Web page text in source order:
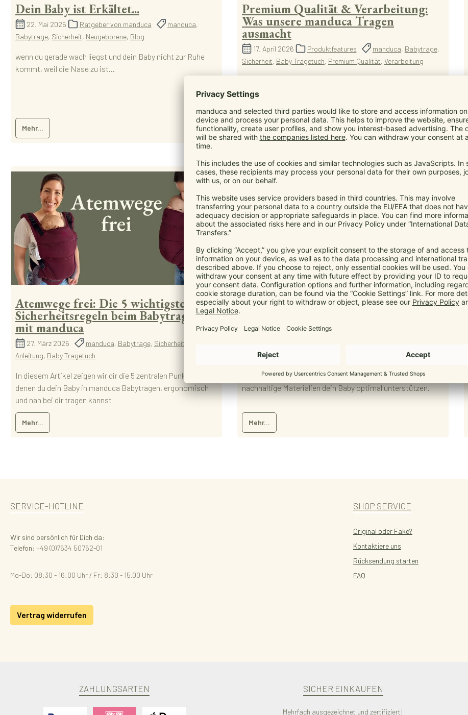
Dein Baby ist Erkältet...
22. Mai 2026 Ratgeber von manduca manduca,
Babytrage, Sicherheit, Neugeborene, Blog
wenn du gerade wach liegst und dein Baby nicht zur Ruhe
kommt, weil die Nase zu ist...
Mehr...
Premium Qualität & Verarbeitung:
Was unsere manduca Tragen
ausmacht
17. April 2026 Produktfeatures manduca, Babytrage,
Sicherheit, Baby Tragetuch, Premium Qualität, Verarbeitung
was manduca Tragen besonders macht
Mehr...
Atemwege frei: Die 5 wichtigsten
Sicherheitsregeln beim Babytragen
mit manduca
27. März 2026 manduca, Babytrage, Sicherheit
Anleitung, Baby Tragetuch
In diesem Artikel zeigen wir dir die 5 zentralen Punkte, mit
denen du dein Baby in manduca Babytragen, ergonomisch
und nah bei dir tragen kannst
Mehr...
Babytrage für Neugeborene
Neugeborene
Eine Babytrage für Neugeborene schenkt Nähe, Sicherheit
warum die manduca M-Position, zertifizierte Sicherheit und
nachhaltige Materialien dein Baby optimal unterstützen.
Mehr...
SERVICE-HOTLINE
Wir sind persönlich für Dich da:
Telefon: +49 (0)7634 50762-01
Mo-Do: 08:30 - 16:00 Uhr / Fr: 8:30 - 15.00 Uhr
Vertrag widerrufen
SHOP SERVICE
Original oder Fake?
Kontaktiere uns
Rücksendung starten
FAQ
ZAHLUNGSARTEN SICHER EINKAUFEN
Mehrfach ausgezeichnet und zertifiziert!